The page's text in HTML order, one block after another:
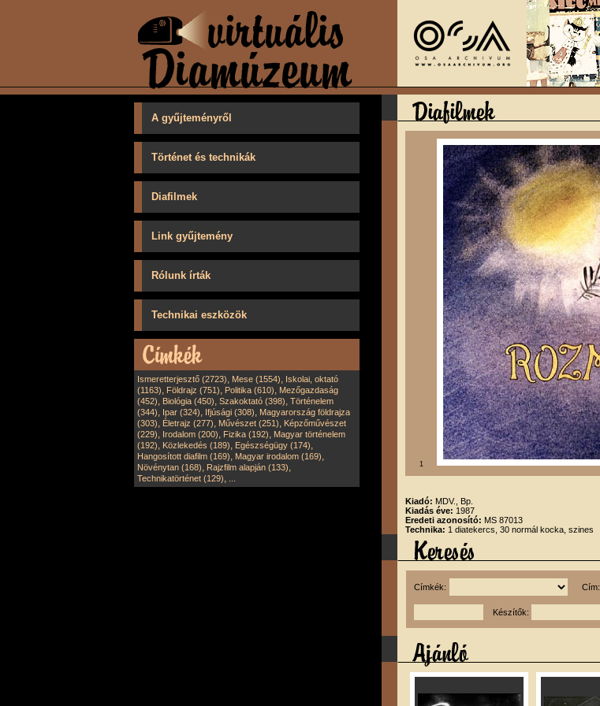
A gyűjteményről
Történet és technikák
Diafilmek
Link gyűjtemény
Rólunk írták
Technikai eszközök
Ismeretterjesztő (2723), Mese (1554), Iskolai, oktató
(1163), Földrajz (751), Politika (610), Mezőgazdaság
(452), Biológia (450), Szakoktató (398), Történelem
(344), Ipar (324), Ifjúsági (308), Magyarország földrajza
(303), Életrajz (277), Művészet (251), Képzőművészet
(229), Irodalom (200), Fizika (192), Magyar történelem
(192), Közlekedés (189), Egészségügy (174),
Hangosított diafilm (169), Magyar irodalom (169),
Növénytan (168), Rajzfilm alapján (133),
Technikatörténet (129),
1
Kiadó: MDV., Bp.
Kiadás éve: 1987
Eredeti azonosító: MS 87013
Technika: 1 diatekercs, 30 normál kocka, szines
Címkék: Cím:
Készítők: